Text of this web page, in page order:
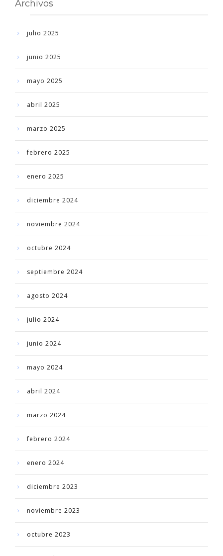
Archivos
julio 2025
junio 2025
mayo 2025
abril 2025
marzo 2025
febrero 2025
enero 2025
diciembre 2024
noviembre 2024
octubre 2024
septiembre 2024
agosto 2024
julio 2024
junio 2024
mayo 2024
abril 2024
marzo 2024
febrero 2024
enero 2024
diciembre 2023
noviembre 2023
octubre 2023